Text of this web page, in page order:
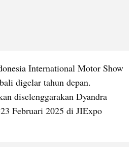
International Motor Show
digelar tahun depan.
diselenggarakan Dyandra
Februari 2025 di JIExpo